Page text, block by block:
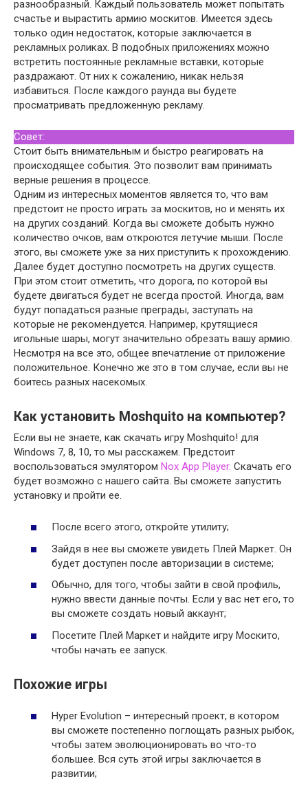
разнообразный. Каждый пользователь может попытать
счастье и вырастить армию москитов. Имеется здесь
только один недостаток, которые заключается в
рекламных роликах. В подобных приложениях можно
встретить постоянные рекламные вставки, которые
раздражают. От них к сожалению, никак нельзя
избавиться. После каждого раунда вы будете
просматривать предложенную рекламу.
Совет:
Стоит быть внимательным и быстро реагировать на
происходящее события. Это позволит вам принимать
верные решения в процессе.
Одним из интересных моментов является то, что вам
предстоит не просто играть за москитов, но и менять их
на других созданий. Когда вы сможете добыть нужно
количество очков, вам откроются летучие мыши. После
этого, вы сможете уже за них приступить к прохождению.
Далее будет доступно посмотреть на других существ.
При этом стоит отметить, что дорога, по которой вы
будете двигаться будет не всегда простой. Иногда, вам
будут попадаться разные преграды, заступать на
которые не рекомендуется. Например, крутящиеся
игольные шары, могут значительно обрезать вашу армию.
Несмотря на все это, общее впечатление от приложение
положительное. Конечно же это в том случае, если вы не
боитесь разных насекомых.
Как установить Moshquito на компьютер?
Если вы не знаете, как скачать игру Moshquito! для
Windows 7, 8, 10, то мы расскажем. Предстоит
воспользоваться эмулятором Nox App Player. Скачать его
будет возможно с нашего сайта. Вы сможете запустить
установку и пройти ее.
После всего этого, откройте утилиту;
Зайдя в нее вы сможете увидеть Плей Маркет. Он
будет доступен после авторизации в системе;
Обычно, для того, чтобы зайти в свой профиль,
нужно ввести данные почты. Если у вас нет его, то
вы сможете создать новый аккаунт;
Посетите Плей Маркет и найдите игру Москито,
чтобы начать ее запуск.
Похожие игры
Hyper Evolution – интересный проект, в котором
вы сможете постепенно поглощать разных рыбок,
чтобы затем эволюционировать во что-то
большее. Вся суть этой игры заключается в
развитии;